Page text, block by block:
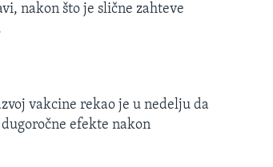
nakon što je slične zahteve
vakcine rekao je u nedelju da
efekte nakon